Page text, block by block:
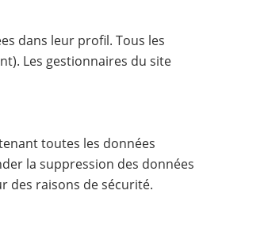
dans leur profil. Tous les
Les gestionnaires du site
toutes les données
la suppression des données
des raisons de sécurité.